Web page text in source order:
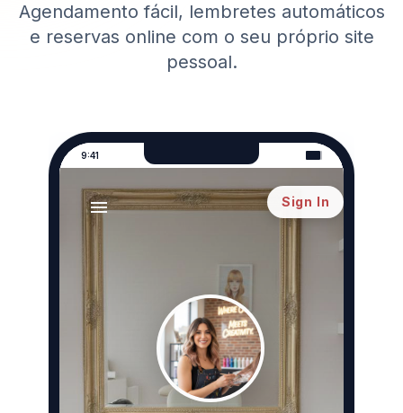
Agendamento fácil, lembretes automáticos
e reservas online com o seu próprio site
pessoal.
9:41